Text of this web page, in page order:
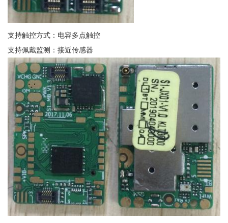
支持触控方式：电容多点触控
支持佩戴监测：接近传感器